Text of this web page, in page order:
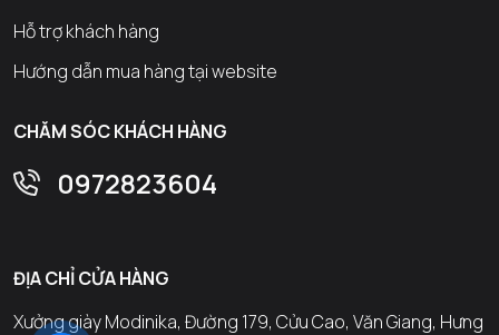
Hỗ trợ khách hàng
Hướng dẫn mua hàng tại website
CHĂM SÓC KHÁCH HÀNG
0972823604
ĐỊA CHỈ CỬA HÀNG
Xưởng giày Modinika, Đường 179, Cửu Cao, Văn Giang, Hưng